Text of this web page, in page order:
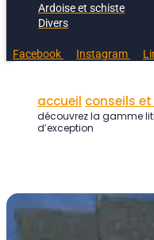
Ardoise et schiste
Divers
Facebook Instagram
accueil conseils
découvrez la gamme
d’exception